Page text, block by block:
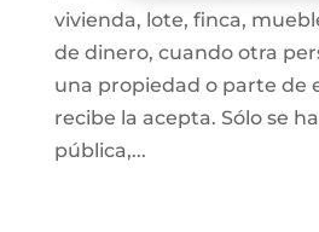
vivienda, lote, finca,
de dinero, cuando otra
una propiedad o parte de
recibe la acepta. Sólo se
pública,...